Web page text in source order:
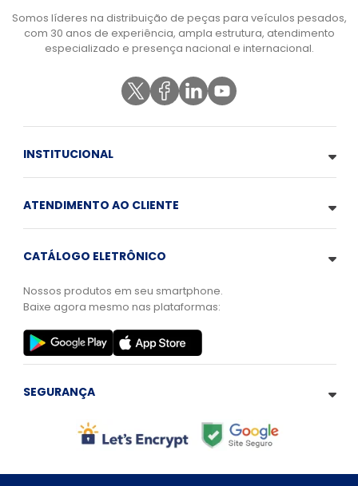
Somos líderes na distribuição de peças para veículos pesados,
com 30 anos de experiência, ampla estrutura, atendimento
especializado e presença nacional e internacional.
INSTITUCIONAL
ATENDIMENTO AO CLIENTE
CATÁLOGO ELETRÔNICO
Nossos produtos em seu smartphone.
Baixe agora mesmo nas plataformas:
SEGURANÇA